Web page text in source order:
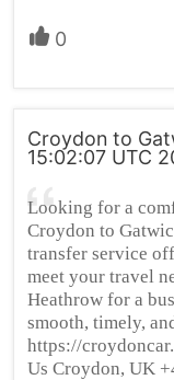
0
Croydon to
15:02:07 UTC
Looking for a
Croydon to
transfer service
meet your travel
Heathrow for a
smooth, timely,
https://
Us Croydon, UK